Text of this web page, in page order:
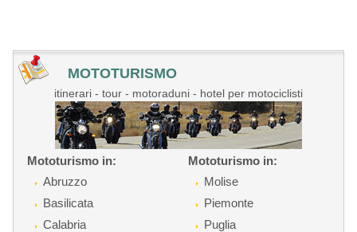
MOTOTURISMO
itinerari - tour - motoraduni - hotel per motociclisti
Mototurismo in:
Abruzzo
Basilicata
Calabria
Mototurismo in:
Molise
Piemonte
Puglia